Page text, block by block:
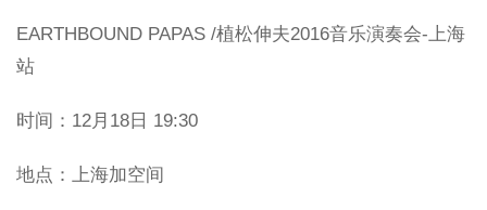
EARTHBOUND PAPAS /植松伸夫2016音乐演奏会-上海
站
时间：12月18日 19:30
地点：上海加空间